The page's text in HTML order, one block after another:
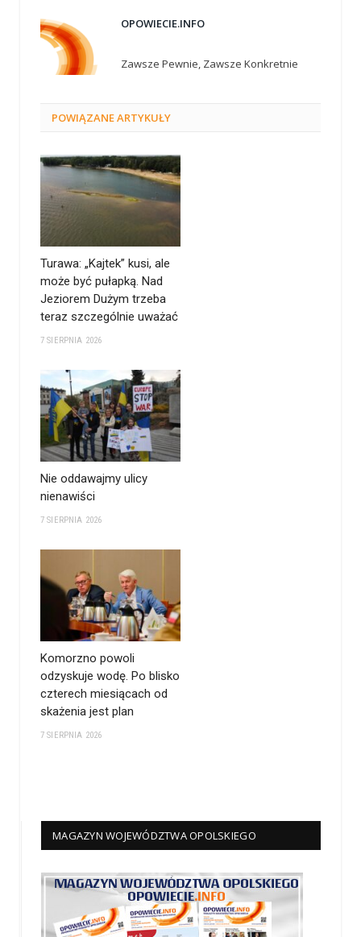
OPOWIECIE.INFO
Zawsze Pewnie, Zawsze Konkretnie
POWIĄZANEARTYKUŁY
Turawa: „Kajtek” kusi, ale
może być pułapką. Nad
Jeziorem Dużym trzeba
teraz szczególnie uważać
7 SIERPNIA 2026
Nie oddawajmy ulicy
nienawiści
7 SIERPNIA 2026
Komorzno powoli
odzyskuje wodę. Po blisko
czterech miesiącach od
skażenia jest plan
7 SIERPNIA 2026
MAGAZYN WOJEWÓDZTWA OPOLSKIEGO